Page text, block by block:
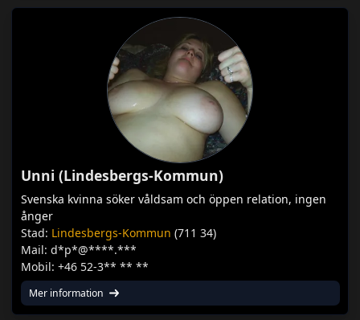
Unni (Lindesbergs-Kommun)
Svenska kvinna söker våldsam och öppen relation, ingen
ånger
Stad: Lindesbergs-Kommun (711 34)
Mail: d*p*@****.***
Mobil: +46 52-3** ** **
Mer information